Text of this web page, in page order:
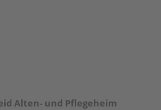
Alten- und Pflegeheim